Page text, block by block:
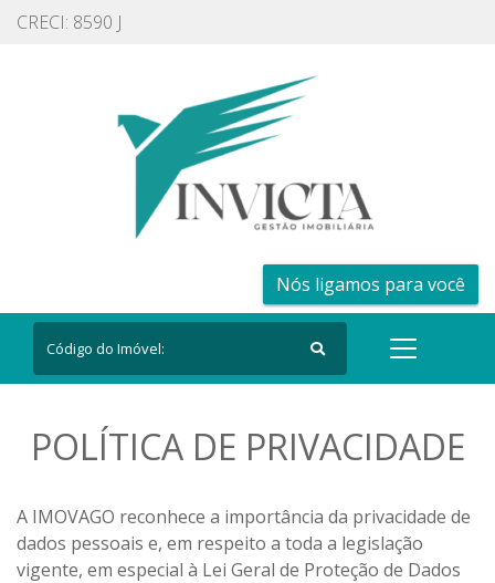
CRECI: 8590 J
Nós ligamos para você
POLÍTICA DE PRIVACIDADE
A IMOVAGO reconhece a importância da privacidade de
dados pessoais e, em respeito a toda a legislação
vigente, em especial à Lei Geral de Proteção de Dados